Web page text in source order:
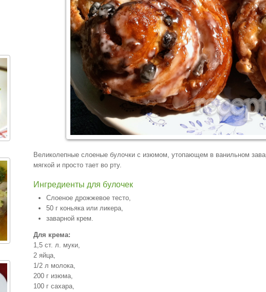
Великолепные слоеные булочки с изюмом, утопающем в ванильном
мягкой и просто тает во рту.
Ингредиенты для булочек
Слоеное дрожжевое тесто,
50 г коньяка или ликера,
заварной крем.
Для крема:
1,5 ст. л. муки,
2 яйца,
1/2 л молока,
200 г изюма,
100 г сахара,